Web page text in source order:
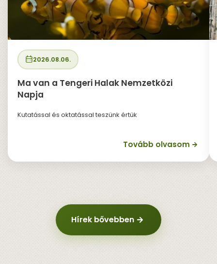
2026.08.06.
Ma van a Tengeri Halak Nemzetközi
Napja
Kutatással és oktatással teszünk értük
Tovább olvasom
Hírek bővebben